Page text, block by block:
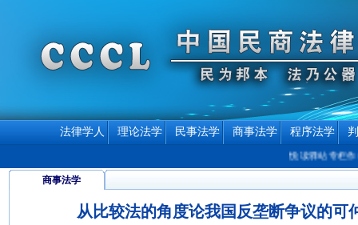
法律学人 理论法学 民事法学 商事法学 程序法学
悦读驿站专栏作者介绍
商事法学
从比较法的角度论我国反垄断争议的可